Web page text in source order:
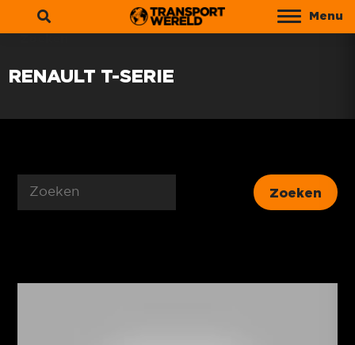
Menu
RENAULT T-SERIE